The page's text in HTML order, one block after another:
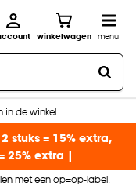
winkelwagen menu
in de winkel
winkels
aan huis
bestelling
stuks = 15% extra,
25% extra |
met een op=op-label.